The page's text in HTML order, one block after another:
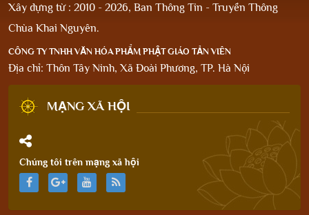
Xây dựng từ : 2010 - 2026, Ban Thông Tin - Truyền Thông
Chùa Khai Nguyên.
CÔNG TY TNHH VĂN HÓA PHẨM PHẬT GIÁO TẢN VIÊN
Địa chỉ: Thôn Tây Ninh, Xã Đoài Phương, TP. Hà Nội
MẠNG XÃ HỘI
Chúng tôi trên mạng xã hội